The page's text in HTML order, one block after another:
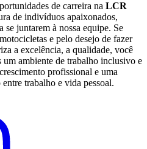
de carreira na LCR
de indivíduos apaixonados,
se juntarem à nossa equipe. Se
e pelo desejo de fazer
a excelência, a qualidade, você
ambiente de trabalho inclusivo e
profissional e uma
trabalho e vida pessoal.